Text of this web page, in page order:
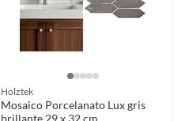
Holztek
Mosaico Porcelanato Lux gris
brillante 29 x 32 cm